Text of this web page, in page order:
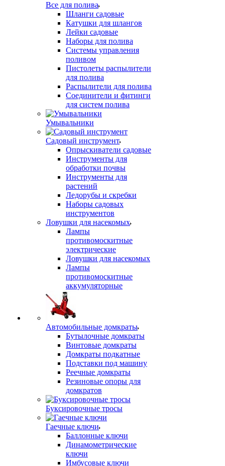
Все для полива
Шланги садовые
Катушки для шлангов
Лейки садовые
Наборы для полива
Системы управления
поливом
Пистолеты распылители
для полива
Распылители для полива
Соединители и фитинги
для систем полива
Умывальники
Садовый инструмент
Опрыскиватели садовые
Инструменты для
обработки почвы
Инструменты для
растений
Ледорубы и скребки
Наборы садовых
инструментов
Ловушки для насекомых
Лампы
противомоскитные
электрические
Ловушки для насекомых
Лампы
противомоскитные
аккумуляторные
Автомобильные домкраты
Бутылочные домкраты
Винтовые домкраты
Домкраты подкатные
Подставки под машину
Реечные домкраты
Резиновые опоры для
домкратов
Буксировочные тросы
Гаечные ключи
Баллонные ключи
Динамометрические
ключи
Имбусовые ключи